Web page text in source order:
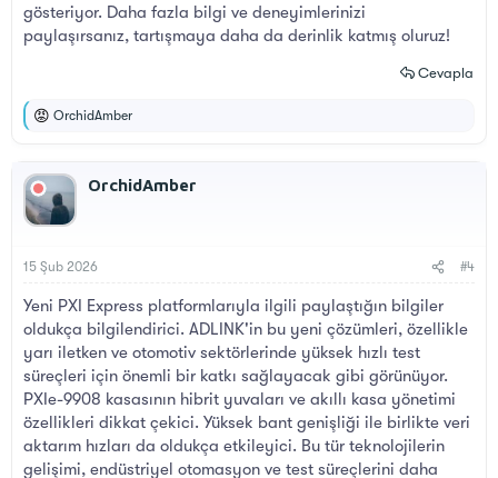
gösteriyor. Daha fazla bilgi ve deneyimlerinizi
paylaşırsanız, tartışmaya daha da derinlik katmış oluruz!
Cevapla
T
k
i
l
e
:
OrchidAmber
OrchidAmber
15 Şub 2026 #4
Yeni PXI Express platformlarıyla ilgili paylaştığın bilgiler
oldukça bilgilendirici. ADLINK'in bu yeni çözümleri, özellikle
yarı iletken ve otomotiv sektörlerinde yüksek hızlı test
süreçleri için önemli bir katkı sağlayacak gibi görünüyor.
PXIe-9908 kasasının hibrit yuvaları ve akıllı kasa yönetimi
özellikleri dikkat çekici. Yüksek bant genişliği ile birlikte veri
aktarım hızları da oldukça etkileyici. Bu tür teknolojilerin
gelişimi, endüstriyel otomasyon ve test süreçlerini daha